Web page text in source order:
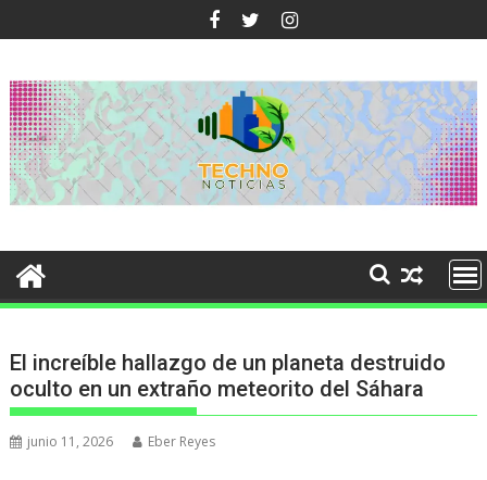
al
El increíble hallazgo de un planeta destruido
oculto en un extraño meteorito del Sáhara
junio 11, 2026 Eber Reyes